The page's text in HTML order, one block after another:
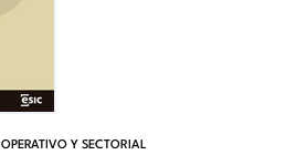
OPERATIVO Y SECTORIAL